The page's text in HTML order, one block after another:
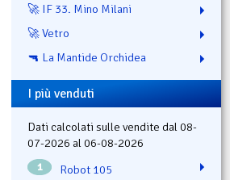
🚀 IF 33. Mino Milani
🚀 Vetro
🔫 La Mantide Orchidea
I più venduti
Dati calcolati sulle vendite dal 08-
07-2026 al 06-08-2026
1 Robot 105